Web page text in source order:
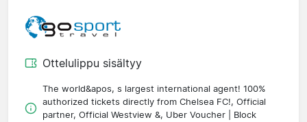
Ottelulippu sisältyy
The world&apos, s largest international agent! 100%
authorized tickets directly from Chelsea FC!, Official
partner, Official Westview &, Uber Voucher | Block